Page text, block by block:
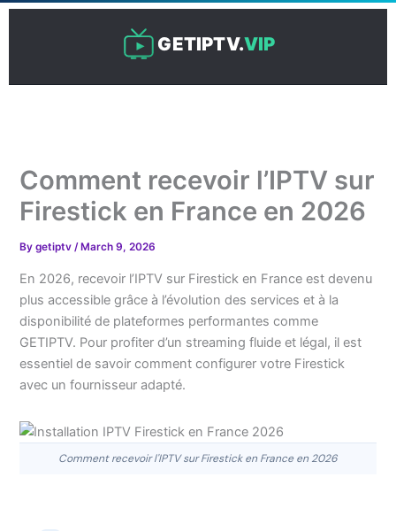
Skip
GETIPTV.VIP
Comment recevoir l’IPTV sur
Firestick en France en 2026
Bygetiptv/ March 9, 2026
En 2026, recevoir l’IPTV sur Firestick en France est devenu
plus accessible grâce à l’évolution des services et à la
disponibilité de plateformes performantes comme
GETIPTV. Pour profiter d’un streaming fluide et légal, il est
essentiel de savoir comment configurer votre Firestick
avec un fournisseur adapté.
Comment recevoir l'IPTV sur Firestick en France en 2026